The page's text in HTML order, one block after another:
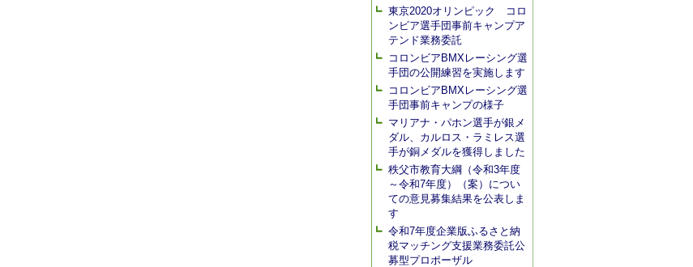
東京2020オリンピック コロ
ンビア選手団事前キャンプア
テンド業務委託
コロンビアBMXレーシング選
手団の公開練習を実施します
コロンビアBMXレーシング選
手団事前キャンプの様子
マリアナ・パホン選手が銀メ
ダル、カルロス・ラミレス選
手が銅メダルを獲得しました
秩父市教育大綱（令和3年度
～令和7年度）（案）につい
ての意見募集結果を公表しま
す
令和7年度企業版ふるさと納
税マッチング支援業務委託公
募型プロポーザル